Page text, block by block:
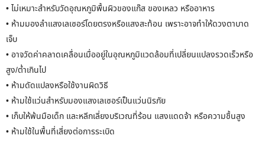
• ไม่เหมาะสำหรับวัดอุณหภูมิพื้นผิวของแก๊ส ของเหลว หรืออาหาร
• ห้ามมองลำแสงเลเซอร์โดยตรงหรือแสงสะท้อน เพราะอาจทำให้ดวงตาบาด
เจ็บ
• อาจวัดค่าคลาดเคลื่อนเมื่ออยู่ในอุณหภูมิแวดล้อมที่เปลี่ยนแปลงรวดเร็วหรือ
สูง/ต่ำเกินไป
• ห้ามดัดแปลงหรือใช้งานผิดวิธี
• ห้ามใช้แว่นสำหรับมองแสงเลเซอร์เป็นแว่นนิรภัย
• เก็บให้พ้นมือเด็ก และหลีกเลี่ยงบริเวณที่ร้อน แสงแดดจ้า หรือความชื้นสูง
• ห้ามใช้ในพื้นที่เสี่ยงต่อการระเบิด